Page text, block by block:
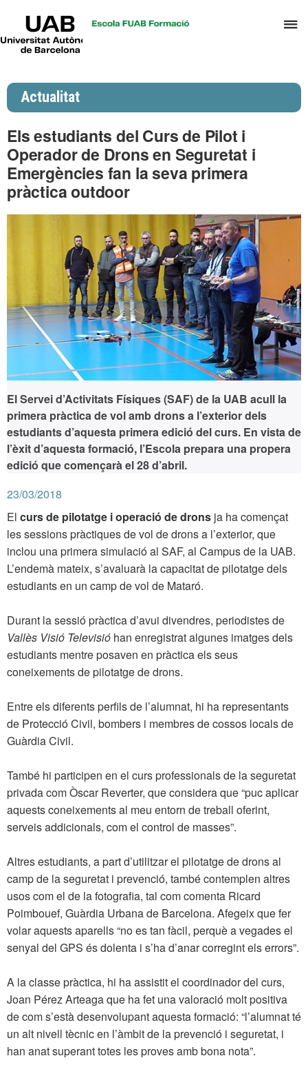
el
Universitat
Actualitat
Els estudiants del Curs de Pilot i
Operador de Drons en Seguretat i
Emergències fan la seva primera
pràctica outdoor
El Servei d’Activitats Físiques (SAF) de la UAB acull la
primera pràctica de vol amb drons a l’exterior dels
estudiants d’aquesta primera edició del curs. En vista de
l’èxit d’aquesta formació, l’Escola prepara una propera
edició que començarà el 28 d’abril.
23/03/2018
El curs de pilotatge i operació de drons ja ha començat
les sessions pràctiques de vol de drons a l’exterior, que
inclou una primera simulació al SAF, al Campus de la UAB.
L’endemà mateix, s’avaluarà la capacitat de pilotatge dels
estudiants en un camp de vol de Mataró.
Durant la sessió pràctica d’avui divendres, periodistes de
Vallès Visió Televisió han enregistrat algunes imatges dels
estudiants mentre posaven en pràctica els seus
coneixements de pilotatge de drons.
Entre els diferents perfils de l’alumnat, hi ha representants
de Protecció Civil, bombers i membres de cossos locals de
Guàrdia Civil.
També hi participen en el curs professionals de la seguretat
privada com Òscar Reverter, que considera que “puc aplicar
aquests coneixements al meu entorn de treball oferint,
serveis addicionals, com el control de masses”.
Altres estudiants, a part d’utilitzar el pilotatge de drons al
camp de la seguretat i prevenció, també contemplen altres
usos com el de la fotografia, tal com comenta Ricard
Poimbouef, Guàrdia Urbana de Barcelona. Afegeix que fer
volar aquests aparells “no es tan fàcil, perquè a vegades el
senyal del GPS és dolenta i s’ha d’anar corregint els errors”.
A la classe pràctica, hi ha assistit el coordinador del curs,
Joan Pérez Arteaga que ha fet una valoració molt positiva
de com s’està desenvolupant aquesta formació: “l’alumnat té
un alt nivell tècnic en l’àmbit de la prevenció i seguretat, i
han anat superant totes les proves amb bona nota”.